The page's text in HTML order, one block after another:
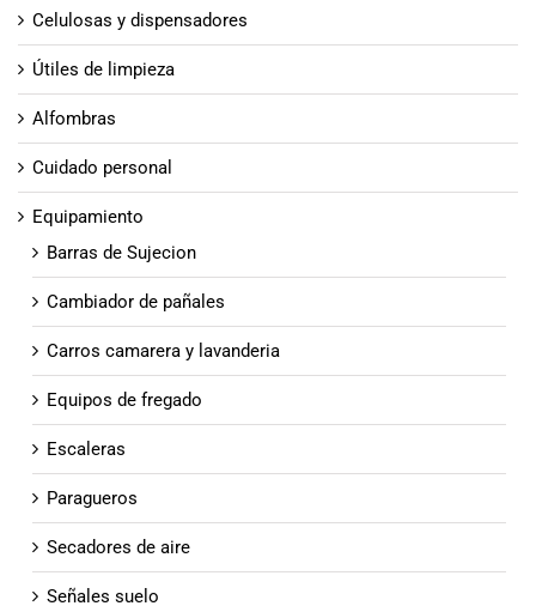
Celulosas y dispensadores
Útiles de limpieza
Alfombras
Cuidado personal
Equipamiento
Barras de Sujecion
Cambiador de pañales
Carros camarera y lavanderia
Equipos de fregado
Escaleras
Paragueros
Secadores de aire
Señales suelo